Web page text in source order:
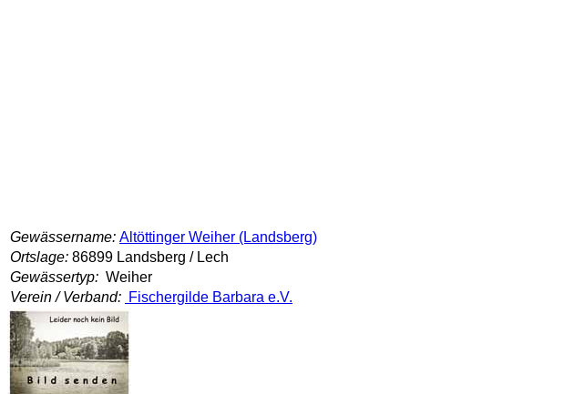
Gewässername: Altöttinger Weiher (Landsberg)
Ortslage: 86899 Landsberg / Lech
Gewässertyp: Weiher
Verein / Verband: Fischergilde Barbara e.V.